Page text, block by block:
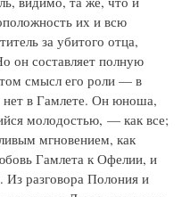
их и всю
за убитого отца,
составляет полную
смысл его роли — в
нет в Гамлете. Он юноша,
молодостью, — как все;
мгновением, как
Гамлета к Офелии, и
Из разговора Полония и